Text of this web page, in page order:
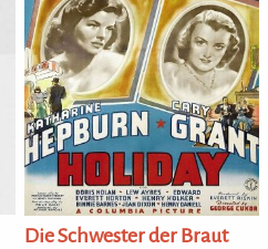
Die Schwester der Braut